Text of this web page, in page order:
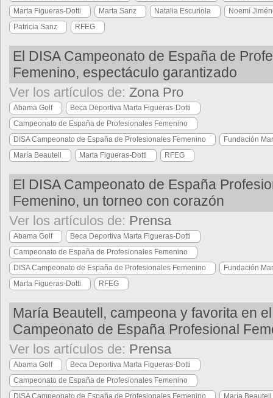
Marta Figueras-Dotti
Marta Sanz Natalia Escuriola
Noemí
Patricia Sanz
RFEG
El DISA Campeonato de España de
Femenino, espectáculo garantizado
Ver los artículos de: Zona Pro
Abama Golf
Beca Deportiva Marta Figueras-Dotti
Campeonato de España de Profesionales Femenino
DISA Campeonato de España de Profesionales Femenino
Fundación
María Beautell
Marta Figueras-Dotti RFEG
El DISA Campeonato de España
Femenino, un torneo con corazón
Ver los artículos de: Prensa
Abama Golf
Beca Deportiva Marta Figueras-Dotti
Campeonato de España de Profesionales Femenino
DISA Campeonato de España de Profesionales Femenino
Fundación
Marta Figueras-Dotti
RFEG
María Beautell, campeona y favorita en
Campeonato de España Profesional
Ver los artículos de: Prensa
Abama Golf
Beca Deportiva Marta Figueras-Dotti
Campeonato de España de Profesionales Femenino
DISA Campeonato de España de Profesionales Femenino
María Beautell